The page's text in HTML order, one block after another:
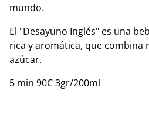
mundo.
El "Desayuno Inglés" es una
rica y aromática, que combina
azúcar.
5 min 90C 3gr/200ml